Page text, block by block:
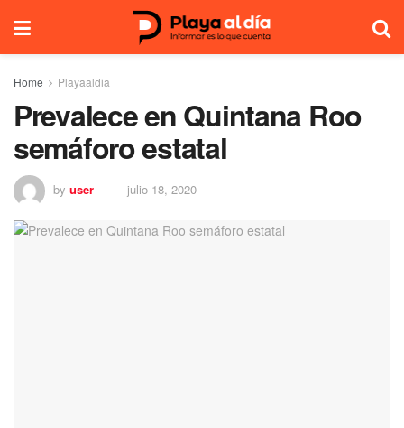
Home Playaaldia
Prevalece en Quintana Roo
semáforo estatal
by user julio 18, 2020